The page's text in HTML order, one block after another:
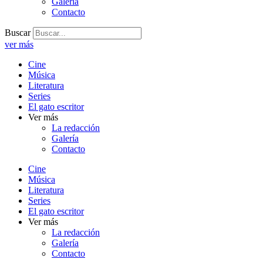
Contacto
Buscar
ver más
Cine
Música
Literatura
Series
El gato escritor
Ver más
La redacción
Galería
Contacto
Cine
Música
Literatura
Series
El gato escritor
Ver más
La redacción
Galería
Contacto